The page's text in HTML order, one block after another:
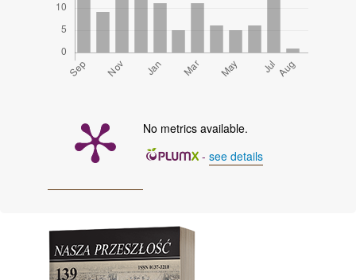
No metrics available.
- see details
Cover image